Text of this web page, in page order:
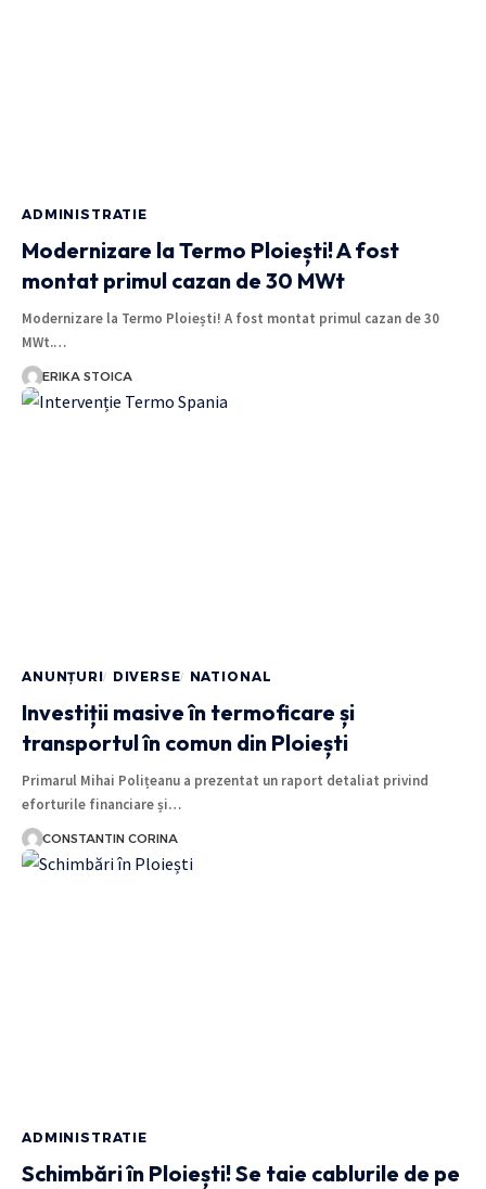
ADMINISTRATIE
Modernizare la Termo Ploiești! A fost
montat primul cazan de 30 MWt
Modernizare la Termo Ploiești! A fost montat primul cazan de 30
MWt.…
ERIKA STOICA
ANUNȚURI DIVERSE NATIONAL
Investiții masive în termoficare și
transportul în comun din Ploiești
Primarul Mihai Polițeanu a prezentat un raport detaliat privind
eforturile financiare și…
CONSTANTIN CORINA
ADMINISTRATIE
Schimbări în Ploiești! Se taie cablurile de pe